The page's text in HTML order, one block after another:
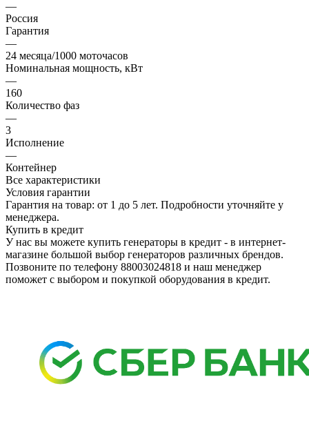
—
Россия
Гарантия
—
24 месяца/1000 моточасов
Номинальная мощность, кВт
—
160
Количество фаз
—
3
Исполнение
—
Контейнер
Все характеристики
Условия гарантии
Гарантия на товар: от 1 до 5 лет. Подробности уточняйте у
менеджера.
Купить в кредит
У нас вы можете купить генераторы в кредит - в интернет-
магазине большой выбор генераторов различных брендов.
Позвоните по телефону 88003024818 и наш менеджер
поможет с выбором и покупкой оборудования в кредит.